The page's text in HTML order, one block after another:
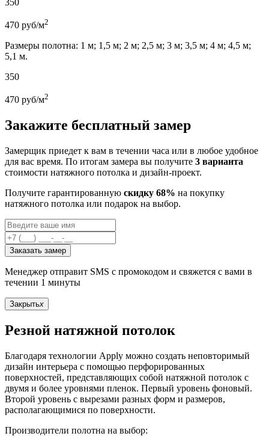
470 руб/м2
Размеры полотна: 1 м; 1,5 м; 2 м; 2,5 м; 3 м; 3,5 м; 4 м; 4,5 м;
5,1 м.
350
470 руб/м2
Закажите бесплатный замер
Замерщик приедет к вам в течении часа или в любое удобное
для вас время. По итогам замера вы получите 3 варианта
стоимости натяжного потолка и дизайн-проект.
Получите гарантированную скидку 68% на покупку
натяжного потолка или подарок на выбор.
Заказать замер
Менеджер отправит SMS с промокодом и свяжется с вами в
течении 1 минуты
Закрытьx
Резной натяжной потолок
Благодаря технологии Apply можно создать неповторимый
дизайн интерьера с помощью перфорированных
поверхностей, представляющих собой натяжной потолок с
двумя и более уровнями пленок. Первый уровень фоновый.
Второй уровень с вырезами разных форм и размеров,
располагающимися по поверхности.
Производители полотна на выбор: